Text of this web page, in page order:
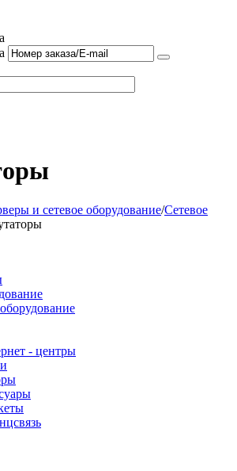
и сетевое оборудование/Сетевое
- центры